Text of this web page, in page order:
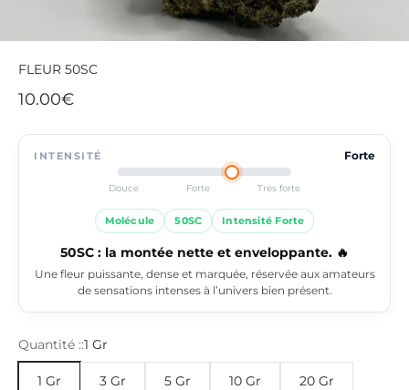
FLEUR 50SC
Prix de vente
10.00€
INTENSITÉ Forte
Douce Forte Très forte
Molécule 50SC Intensité Forte
50SC : la montée nette et enveloppante. 🔥
Une fleur puissante, dense et marquée, réservée aux amateurs
de sensations intenses à l’univers bien présent.
Quantité ::1 Gr
1 Gr 3 Gr 5 Gr 10 Gr 20 Gr